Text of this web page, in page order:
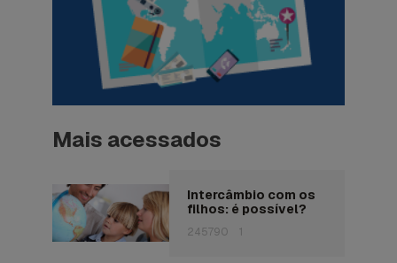
Mais acessados
Intercâmbio com os
filhos: é possível?
245790 1